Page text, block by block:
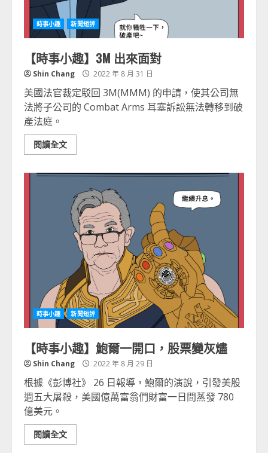
時事小趣 新聞短評
【時事小趣】3M 出來面對
Shin Chang 2022 年 8 月 31 日
美國法官裁定駁回 3M(MMM) 的申請，使其公司無
法將子公司的 Combat Arms 耳塞訴訟無法轉移到破
產法庭。
閱讀全文
時事小趣 新聞短評
【時事小趣】鮑爾一開口，股票變灰燼
Shin Chang 2022 年 8 月 29 日
根據《彭博社》 26 日報導，鮑爾的演說，引發美股
週五大屠殺，美國億萬富翁們財富一日間蒸發 780
億美元。
閱讀全文